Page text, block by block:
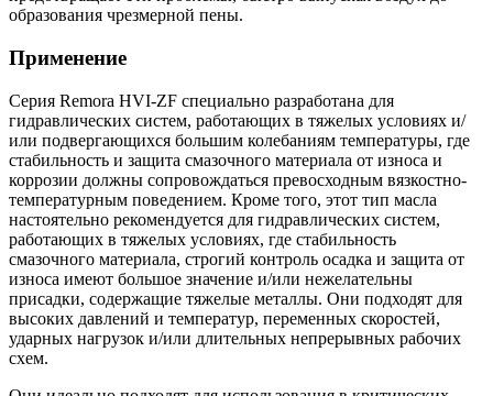
образования чрезмерной пены.
Применение
Серия Remora HVI-ZF специально разработана для
гидравлических систем, работающих в тяжелых условиях и/
или подвергающихся большим колебаниям температуры, где
стабильность и защита смазочного материала от износа и
коррозии должны сопровождаться превосходным вязкостно-
температурным поведением. Кроме того, этот тип масла
настоятельно рекомендуется для гидравлических систем,
работающих в тяжелых условиях, где стабильность
смазочного материала, строгий контроль осадка и защита от
износа имеют большое значение и/или нежелательны
присадки, содержащие тяжелые металлы. Они подходят для
высоких давлений и температур, переменных скоростей,
ударных нагрузок и/или длительных непрерывных рабочих
схем.